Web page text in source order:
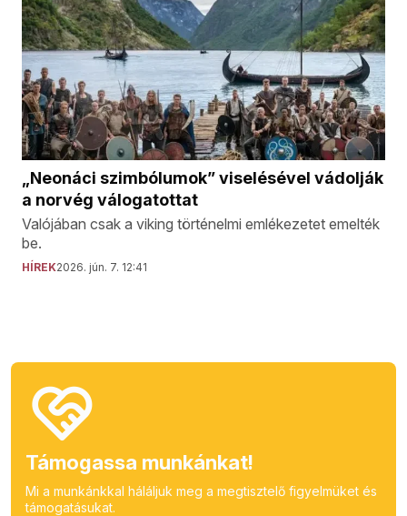
„Neonáci szimbólumok” viselésével vádolják
a norvég válogatottat
Valójában csak a viking történelmi emlékezetet emelték
be.
HÍREK2026. jún. 7. 12:41
Támogassa munkánkat!
Mi a munkánkkal háláljuk meg a megtisztelő figyelmüket és
támogatásukat.